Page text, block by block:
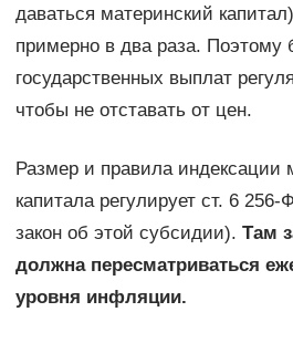
даваться материнский
примерно в два раза. Поэтому
государственных выплат
чтобы не отставать от цен.
Размер и правила индексации
капитала регулирует ст. 6
закон об этой субсидии). Там
должна пересматриваться
уровня инфляции.